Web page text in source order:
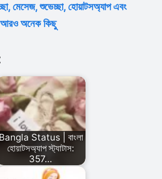
মেসেজ, শুভেচ্ছা, হোয়াটসঅ্যাপ এবং
আরও অনেক কিছু
Bangla Status | বাংলা
হোয়াটসঅ্যাপ স্ট্যাটাস:
357…